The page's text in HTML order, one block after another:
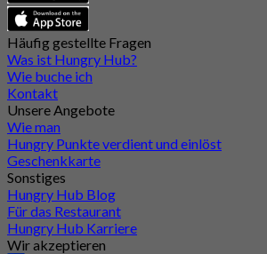
Häufig gestellte Fragen
Was ist Hungry Hub?
Wie buche ich
Kontakt
Unsere Angebote
Wie man
Hungry Punkte verdient und einlöst
Geschenkkarte
Sonstiges
Hungry Hub Blog
Für das Restaurant
Hungry Hub Karriere
Wir akzeptieren